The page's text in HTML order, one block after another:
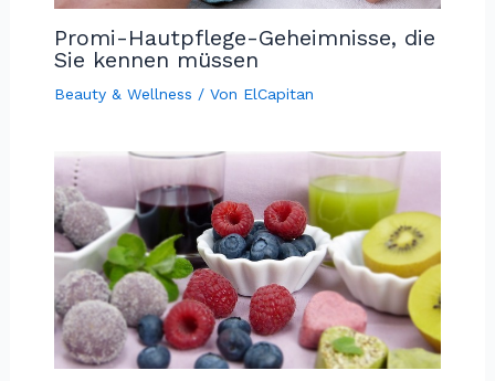
Promi-Hautpflege-Geheimnisse, die
Sie kennen müssen
Beauty & Wellness / Von ElCapitan